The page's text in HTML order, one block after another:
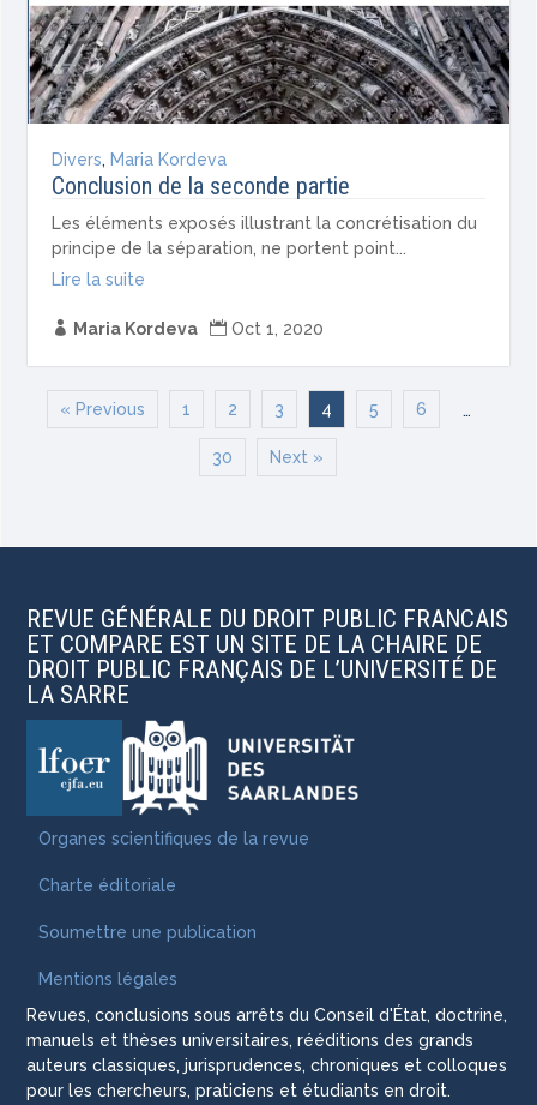
Divers, Maria Kordeva
Conclusion de la seconde partie
Les éléments exposés illustrant la concrétisation du
principe de la séparation, ne portent point...
Lire la suite
 Maria Kordeva  Oct 1, 2020
« Previous 1 2 3 4 5 6 …
30 Next »
REVUE GÉNÉRALE DU DROIT PUBLIC FRANCAIS
ET COMPARE EST UN SITE DE LA CHAIRE DE
DROIT PUBLIC FRANÇAIS DE L’UNIVERSITÉ DE
LA SARRE
Organes scientifiques de la revue
Charte éditoriale
Soumettre une publication
Mentions légales
Revues, conclusions sous arrêts du Conseil d'État, doctrine,
manuels et thèses universitaires, rééditions des grands
auteurs classiques, jurisprudences, chroniques et colloques
pour les chercheurs, praticiens et étudiants en droit.